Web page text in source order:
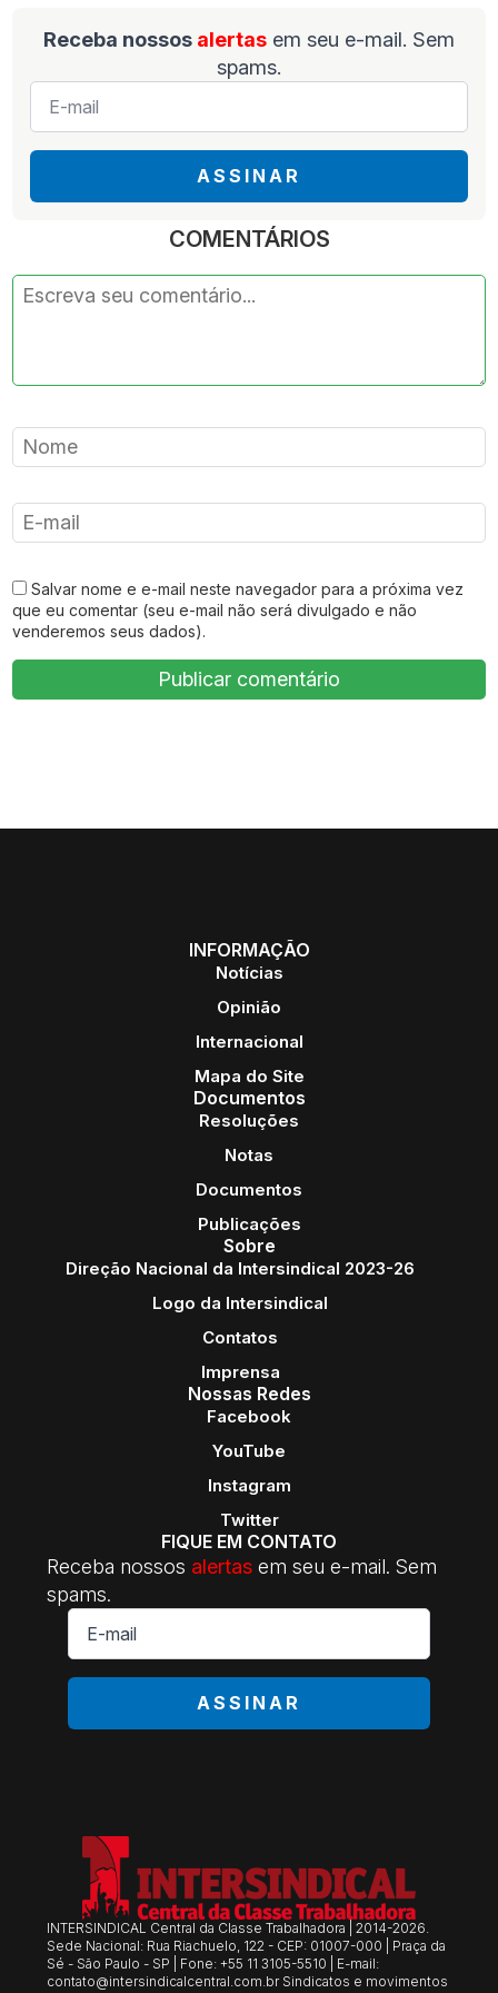
Receba nossos alertas em seu e-mail. Sem
spams.
E-
mail
ASSINAR
COMENTÁRIOS
Salvar nome e e-mail neste navegador para a próxima vez
que eu comentar (seu e-mail não será divulgado e não
venderemos seus dados).
INFORMAÇÃO
Notícias
Opinião
Internacional
Mapa do Site
Documentos
Resoluções
Notas
Documentos
Publicações
Sobre
Direção Nacional da Intersindical 2023-26
Logo da Intersindical
Contatos
Imprensa
Nossas Redes
Facebook
YouTube
Instagram
Twitter
FIQUE EM CONTATO
Receba nossos alertas em seu e-mail. Sem
spams.
E-
mail
ASSINAR
INTERSINDICAL Central da Classe Trabalhadora | 2014-2026.
Sede Nacional: Rua Riachuelo, 122 - CEP: 01007-000 | Praça da
Sé - São Paulo - SP | Fone: +55 11 3105-5510 | E-mail:
contato@intersindicalcentral.com.br Sindicatos e movimentos